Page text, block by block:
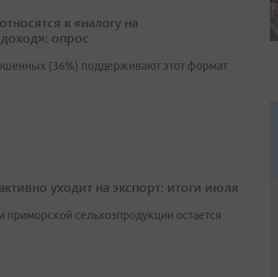
к «налогу на
опрос
(36%) поддерживают этот формат
уходит на экспорт: итоги июля
сельхозпродукции остается